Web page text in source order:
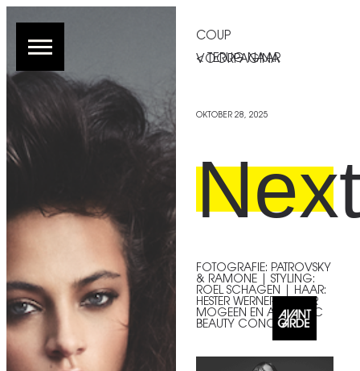
COUP
< TERUG NAAR VOORPAGINA
OKTOBER 28, 2025
FOTOGRAFIE: PATROVSKY
& RAMONE | STYLING:
ROEL SCHAGEN | HAAR:
HESTER WERNERT VOOR
MOGEEN EN AUTHENTIC
BEAUTY CONCEPT